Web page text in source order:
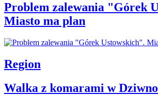
Problem zalewania "Górek
Miasto ma plan
Region
Walka z komarami w